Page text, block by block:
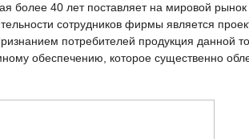
более 40 лет поставляет на мировой
сотрудников фирмы является
потребителей продукция данной
обеспечению, которое существенно